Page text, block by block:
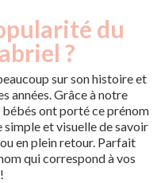
du
?
sur son histoire et
années. Grâce à notre
ont porté ce prénom
simple et visuelle de savoir
en plein retour. Parfait
qui correspond à vos